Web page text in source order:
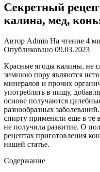
Секретный
калина, мед,
Автор Admin На чтение 4
Опубликовано 09.03.2023
Красные ягоды калины, не
зимнюю пору являются
минералов и прочих
употреблять в пищу,
основе получаются
разнообразных
спирту применяли еще в те
не получила развитие. О
рецептах приготовления
нашей статье.
Содержание